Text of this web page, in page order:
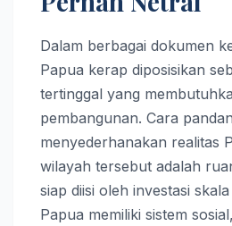
Dalam berbagai dokumen
Papua kerap diposisikan
tertinggal yang
pembangunan. Cara
menyederhanakan realitas
wilayah tersebut adalah
siap diisi oleh investasi
Papua memiliki sistem